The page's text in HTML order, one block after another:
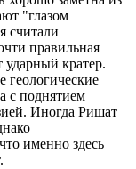
"глазом
считали
правильная
ударный кратер.
с поднятием
Иногда Ришат
именно здесь